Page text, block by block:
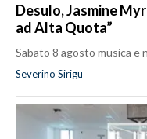
Desulo, Jasmine
ad Alta Quota”
Sabato 8 agosto musica
Severino Sirigu